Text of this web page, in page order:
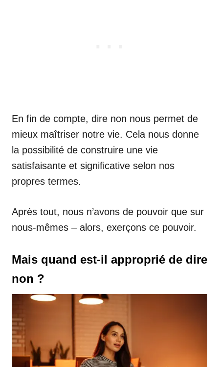
En fin de compte, dire non nous permet de
mieux maîtriser notre vie. Cela nous donne
la possibilité de construire une vie
satisfaisante et significative selon nos
propres termes.
Après tout, nous n’avons de pouvoir que sur
nous-mêmes – alors, exerçons ce pouvoir.
Mais quand est-il approprié de dire
non ?